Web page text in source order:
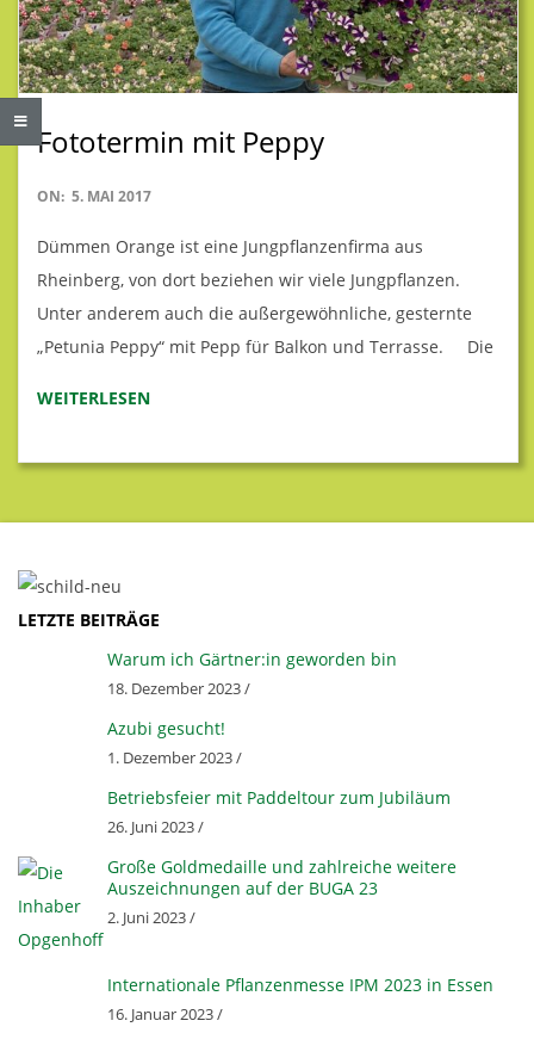
B
A
U
B
U
S
C
H
&
O
E
N
H
Fototermin mit Peppy
2017-
ON: 5. MAI 2017
Dümmen Orange ist eine Jungpflanzenfirma aus
Rheinberg, von dort beziehen wir viele Jungpflanzen.
Unter anderem auch die außergewöhnliche, gesternte
„Petunia Peppy“ mit Pepp für Balkon und Terrasse. Die
WEITERLESEN
LETZTE BEITRÄGE
Warum ich Gärtner:in geworden bin
18. Dezember 2023 /
Azubi gesucht!
1. Dezember 2023 /
Betriebsfeier mit Paddeltour zum Jubiläum
26. Juni 2023 /
Große Goldmedaille und zahlreiche weitere
Auszeichnungen auf der BUGA 23
2. Juni 2023 /
Internationale Pflanzenmesse IPM 2023 in Essen
16. Januar 2023 /